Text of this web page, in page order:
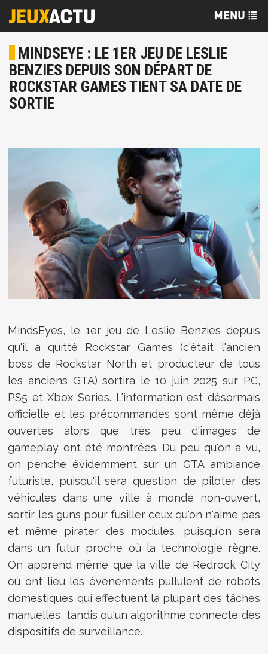
MINDSEYE : LE 1ER JEU DE LESLIE
BENZIES DEPUIS SON DÉPART DE
ROCKSTAR GAMES TIENT SA DATE DE
SORTIE
MindsEyes, le 1er jeu de Leslie Benzies depuis
qu'il a quitté Rockstar Games (c'était l'ancien
boss de Rockstar North et producteur de tous
les anciens GTA) sortira le 10 juin 2025 sur PC,
PS5 et Xbox Series. L'information est désormais
officielle et les précommandes sont même déjà
ouvertes alors que très peu d'images de
gameplay ont été montrées. Du peu qu'on a vu,
on penche évidemment sur un GTA ambiance
futuriste, puisqu'il sera question de piloter des
véhicules dans une ville à monde non-ouvert,
sortir les guns pour fusiller ceux qu'on n'aime pas
et même pirater des modules, puisqu'on sera
dans un futur proche où la technologie règne.
On apprend même que la ville de Redrock City
où ont lieu les événements pullulent de robots
domestiques qui effectuent la plupart des tâches
manuelles, tandis qu'un algorithme connecte des
dispositifs de surveillance.